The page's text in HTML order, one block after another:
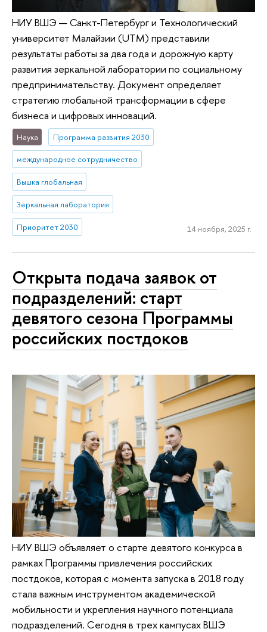
НИУ ВШЭ — Санкт-Петербург и Технологический
университет Малайзии (UTM) представили
результаты работы за два года и дорожную карту
развития зеркальной лаборатории по социальному
предпринимательству. Документ определяет
стратегию глобальной трансформации в сфере
бизнеса и цифровых инноваций.
Наука Программа развития 2030
международное сотрудничество
Вышка глобальная
Зеркальная лаборатория
Приоритет 2030 14 ноября, 2025 г.
Открыта подача заявок от
подразделений: старт
девятого сезона Программы
российских постдоков
НИУ ВШЭ объявляет о старте девятого конкурса в
рамках Программы привлечения российских
постдоков, которая с момента запуска в 2018 году
стала важным инструментом академической
мобильности и укрепления научного потенциала
подразделений. Сегодня в трех кампусах ВШЭ